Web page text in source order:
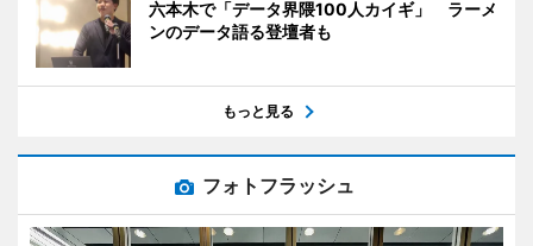
六本木で「データ界隈100人カイギ」 ラーメ
ンのデータ語る登壇者も
もっと見る
フォトフラッシュ